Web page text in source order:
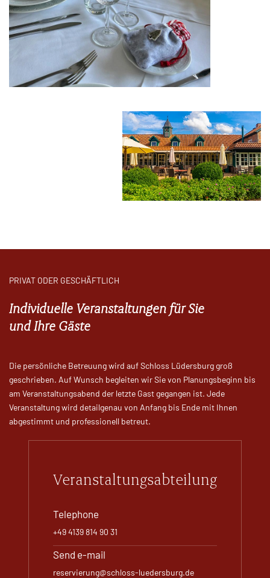
PRIVAT ODER GESCHÄFTLICH
Individuelle Veranstaltungen für Sie
und Ihre Gäste
Die persönliche Betreuung wird auf Schloss Lüdersburg groß
geschrieben. Auf Wunsch begleiten wir Sie von Planungsbeginn bis
am Veranstaltungsabend der letzte Gast gegangen ist. Jede
Veranstaltung wird detailgenau von Anfang bis Ende mit Ihnen
abgestimmt und professionell betreut.
Veranstaltungsabteilung
Telephone
+49 4139 814 90 31
Send e-mail
reservierung@schloss-luedersburg.de